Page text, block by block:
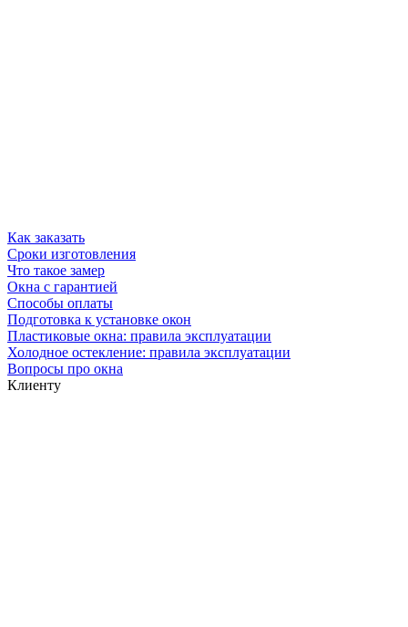
Как заказать
Сроки изготовления
Что такое замер
Окна с гарантией
Способы оплаты
Подготовка к установке окон
Пластиковые окна: правила эксплуатации
Холодное остекление: правила эксплуатации
Вопросы про окна
Клиенту